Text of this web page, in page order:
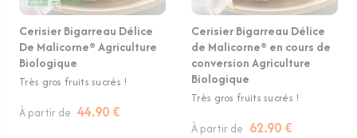
Cerisier Bigarreau Délice
De Malicorne® Agriculture
Biologique
Très gros fruits sucrés !
À partir de 44.90 €
Cerisier Bigarreau Délice
de Malicorne® en cours de
conversion Agriculture
Biologique
Très gros fruits sucrés !
À partir de 62.90 €